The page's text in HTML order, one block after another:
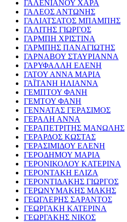
ΓΑΛΕΝΙΑΝΟΥ ΧΑΡΑ
ΓΑΛΕΟΣ ΑΝΤΩΝΗΣ
ΓΑΛΙΑΤΣΑΤΟΣ ΜΠΑΜΠΗΣ
ΓΑΛΙΤΗΣ ΓΙΩΡΓΟΣ
ΓΑΡΜΠΗ ΧΡΙΣΤΙΝΑ
ΓΑΡΜΠΗΣ ΠΑΝΑΓΙΩΤΗΣ
ΓΑΡΝΑΒΟΥ ΣΤΑΥΡΙΑΝΝΑ
ΓΑΡΥΦΑΛΛΗ ΕΛΕΝΗ
ΓΑΤΟΥ ΑΝΝΑ ΜΑΡΙΑ
ΓΑΪΤΑΝΗ ΗΛΙΑΝΝΑ
ΓΕΜΠΤΟΥ ΦΑΝΗ
ΓΕΜΤΟΥ ΦΑΝΗ
ΓΕΝΝΑΤΑΣ ΓΕΡΑΣΙΜΟΣ
ΓΕΡΑΛΗ ΑΝΝΑ
ΓΕΡΑΠΕΤΡΙΤΗΣ ΜΑΝΩΛΗΣ
ΓΕΡΑΡΔΟΣ ΚΩΣΤΑΣ
ΓΕΡΑΣΙΜΙΔΟΥ ΕΛΕΝΗ
ΓΕΡΟΔΗΜΟΥ ΜΑΡΙΑ
ΓΕΡΟΝΙΚΟΛΟΥ ΚΑΤΕΡΙΝΑ
ΓΕΡΟΝΤΑΚΗ ΕΛΙΖΑ
ΓΕΡΟΝΤΙΔΑΚΗΣ ΓΙΩΡΓΟΣ
ΓΕΡΩΝΥΜΑΚΗΣ ΜΑΚΗΣ
ΓΕΩΓΛΕΡΗΣ ΣΑΡΑΝΤΟΣ
ΓΕΩΡΓΑΚΗ ΚΑΤΕΡΙΝΑ
ΓΕΩΡΓΑΚΗΣ ΝΙΚΟΣ